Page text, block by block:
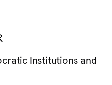
Institutions and